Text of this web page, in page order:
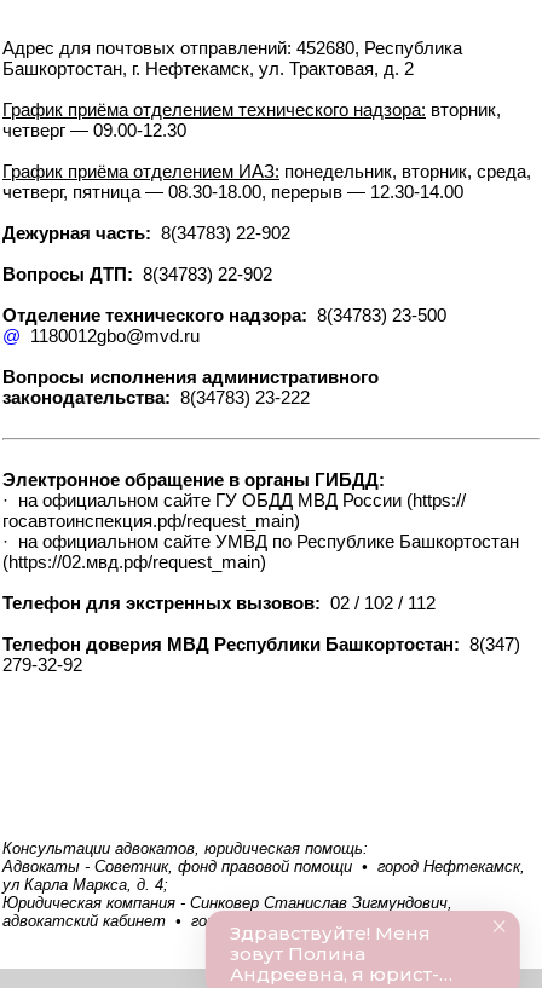
Адрес для почтовых отправлений: 452680, Республика
Башкортостан, г. Нефтекамск, ул. Трактовая, д. 2
График приёма отделением технического надзора: вторник,
четверг — 09.00-12.30
График приёма отделением ИАЗ: понедельник, вторник, среда,
четверг, пятница — 08.30-18.00, перерыв — 12.30-14.00
Дежурная часть: 8(34783) 22-902
Вопросы ДТП: 8(34783) 22-902
Отделение технического надзора: 8(34783) 23-500
@ 1180012gbo@mvd.ru
Вопросы исполнения административного
законодательства: 8(34783) 23-222
Электронное обращение в органы ГИБДД:
· на официальном сайте ГУ ОБДД МВД России (https://
госавтоинспекция.рф/request_main)
· на официальном сайте УМВД по Республике Башкортостан
(https://02.мвд.рф/request_main)
Телефон для экстренных вызовов: 02 / 102 / 112
Телефон доверия МВД Республики Башкортостан: 8(347)
279-32-92
Консультации адвокатов, юридическая помощь:
Адвокаты - Советник, фонд правовой помощи • город Нефтекамск,
ул Карла Маркса, д. 4;
Юридическая компания - Синковер Станислав Зигмундович,
адвокатский кабинет • город Нефтекамск, ул Нефтяников, д. 32;